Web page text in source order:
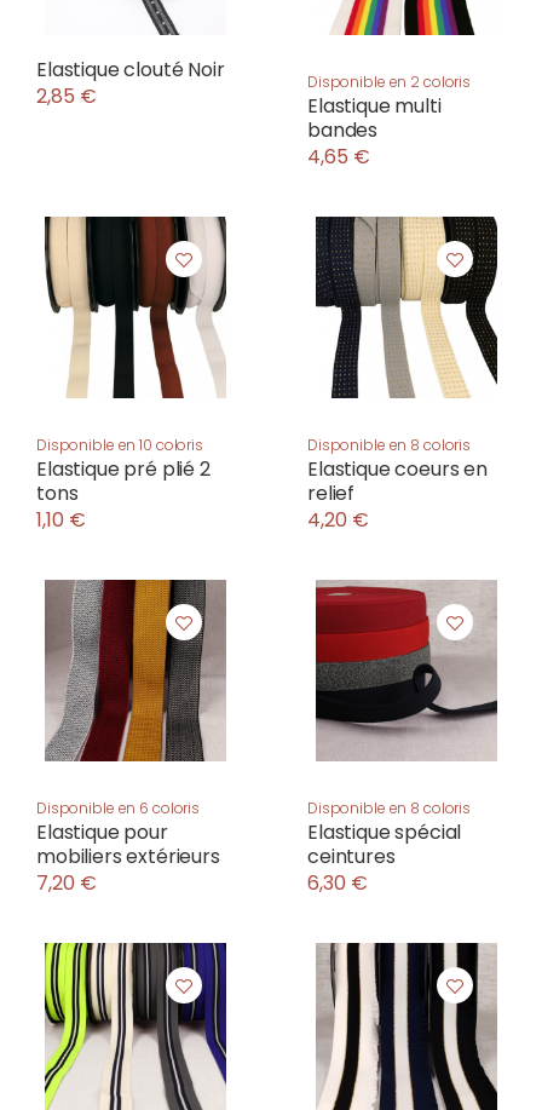
Elastique clouté Noir
2,85 €
Disponible en 2 coloris
Elastique multi
bandes
4,65 €
Disponible en 10 coloris
Elastique pré plié 2
tons
1,10 €
Disponible en 8 coloris
Elastique coeurs en
relief
4,20 €
Disponible en 6 coloris
Elastique pour
mobiliers extérieurs
7,20 €
Disponible en 8 coloris
Elastique spécial
ceintures
6,30 €